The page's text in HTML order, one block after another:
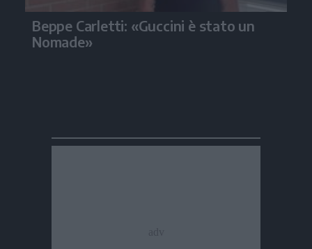
Beppe Carletti: «Guccini è stato un
Nomade»